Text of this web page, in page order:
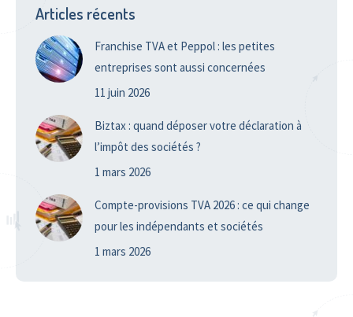
Articles récents
Franchise TVA et Peppol : les petites
entreprises sont aussi concernées
11 juin 2026
Biztax : quand déposer votre déclaration à
l’impôt des sociétés ?
1 mars 2026
Compte-provisions TVA 2026 : ce qui change
pour les indépendants et sociétés
1 mars 2026